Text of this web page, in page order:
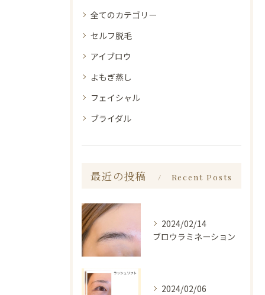
全てのカテゴリー
セルフ脱毛
アイブロウ
よもぎ蒸し
フェイシャル
ブライダル
最近の投稿 Recent Posts
2024/02/14
ブロウラミネーション
2024/02/06